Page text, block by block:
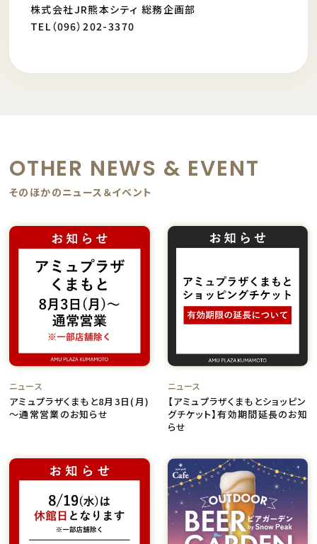
株式会社JR熊本シティ 総務企画部
TEL（096）202-3370
OTHER NEWS & EVENT
そのほかのニュース＆イベント
ニュース
アミュプラザくまもと8月3日(月)
～通常営業のお知らせ
ニュース
【アミュプラザくまもとショッピン
グチケット】有効期間延長のお知
らせ